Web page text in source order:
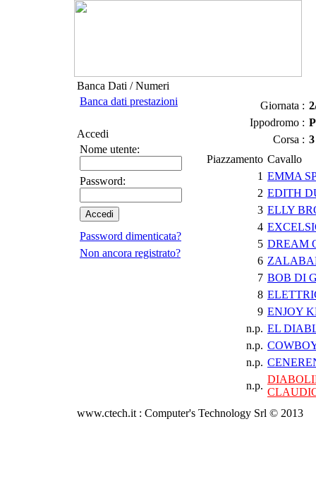
Banca Dati / Numeri
Banca dati prestazioni
Accedi
Nome utente:
Password:
Password dimenticata?
Non ancora registrato?
Giornata :
Ippodromo :
Corsa :
Piazzamento Cavallo
1 EMMA
2 EDITH
3 ELLY
4
5 DREAM
6
7 BOB DI
8
9 ENJOY
n.p. EL
n.p.
n.p.
n.p.
www.ctech.it : Computer's Technology Srl © 2013